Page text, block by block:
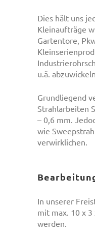
Dies hält uns
Kleinaufträge
Gartentore,
u.ä. abzuwickeln.
Grundliegend
Strahlarbeiten
– 0,6 mm.
wie
verwirklichen.
In unserer
mit max. 10 x
werden.